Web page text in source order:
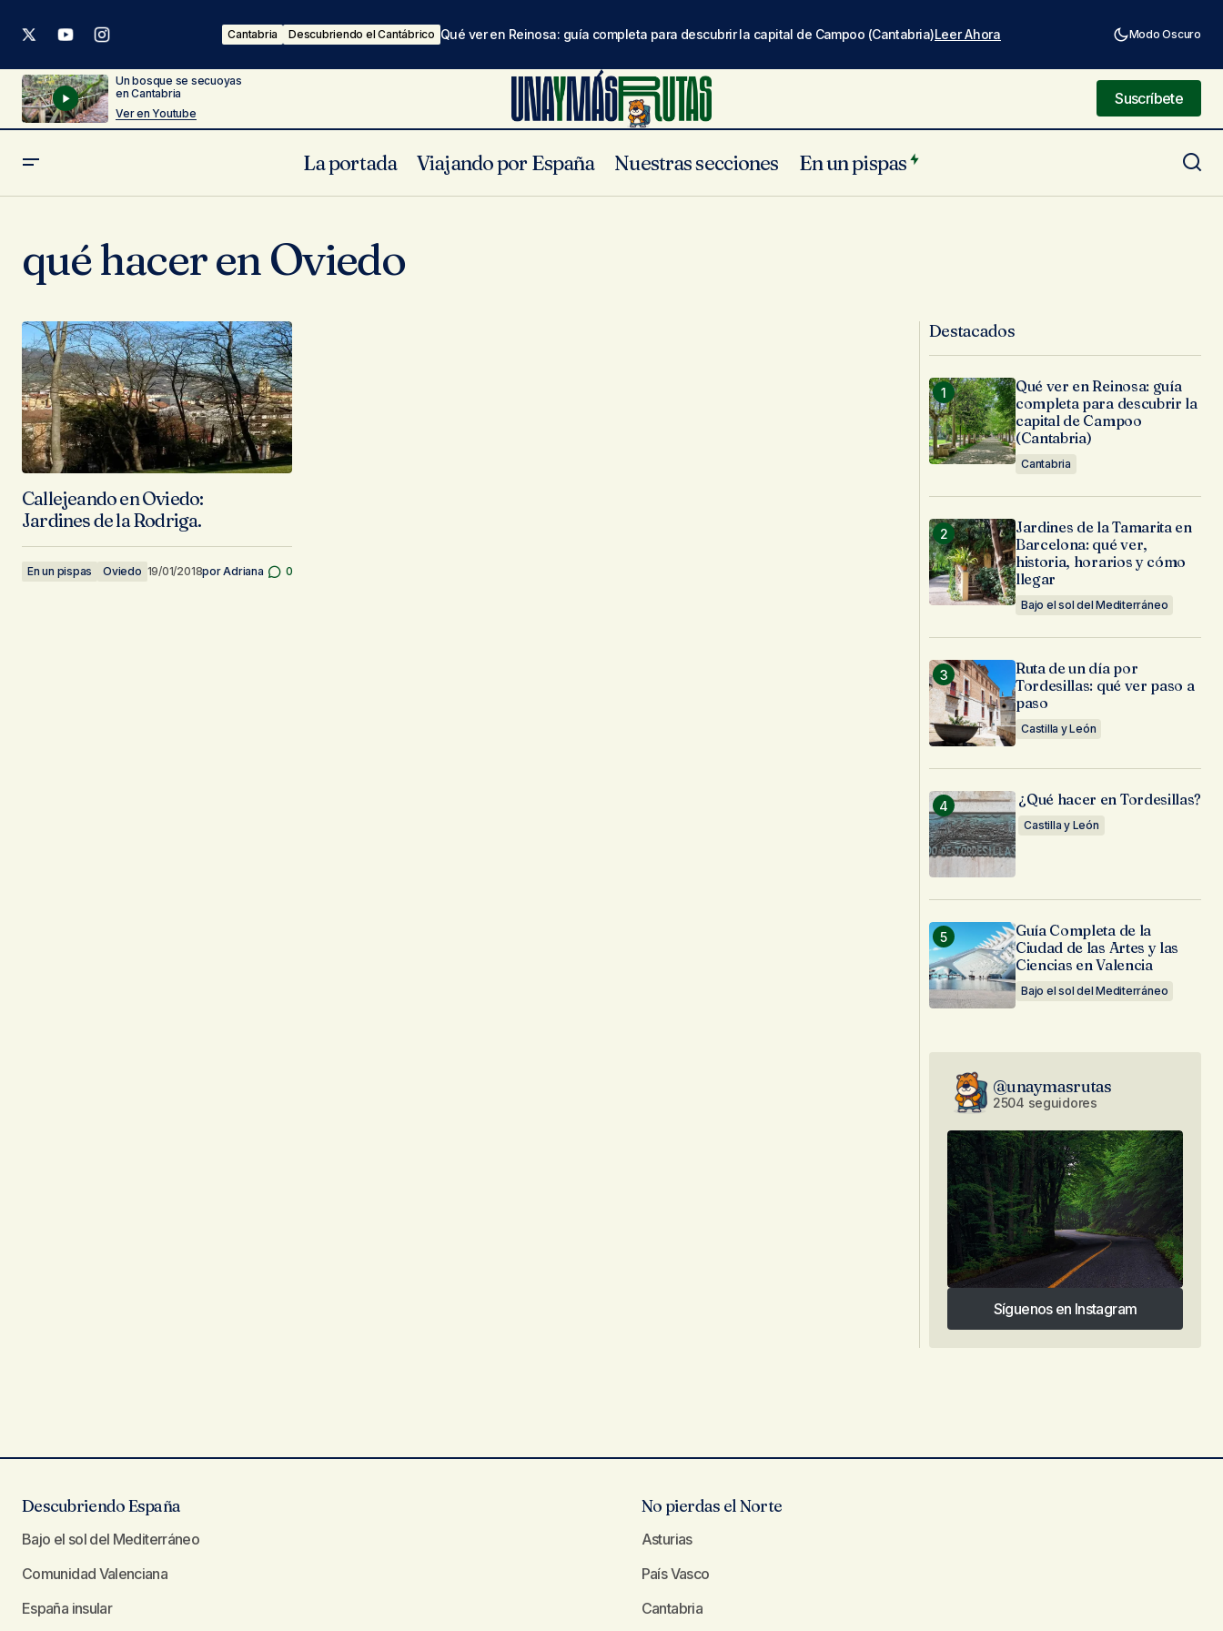
Cantabria Descubriendo el Cantábrico Qué ver en Reinosa: guía completa para descubrir la capital de Campoo (Cantabria)Leer Ahora Modo Oscuro
Un bosque se secuoyas
en Cantabria
Ver en Youtube
Suscríbete
Suscríbete
La portada Viajando por España Nuestras secciones En un pispas
qué hacer en Oviedo
Callejeando en Oviedo:
Jardines de la Rodriga.
En un pispas Oviedo 19/01/2018porAdriana 0
Destacados
Qué ver en Reinosa: guía
completa para descubrir la
capital de Campoo
(Cantabria)
Cantabria
Jardines de la Tamarita en
Barcelona: qué ver,
historia, horarios y cómo
llegar
Bajo el sol del Mediterráneo
Ruta de un día por
Tordesillas: qué ver paso a
paso
Castilla y León
¿Qué hacer en Tordesillas?
Castilla y León
Guía Completa de la
Ciudad de las Artes y las
Ciencias en Valencia
Bajo el sol del Mediterráneo
@unaymasrutas
2504 seguidores
Síguenos en Instagram
Síguenos en Instagram
Descubriendo España
Bajo el sol del Mediterráneo
Comunidad Valenciana
España insular
No pierdas el Norte
Asturias
País Vasco
Cantabria